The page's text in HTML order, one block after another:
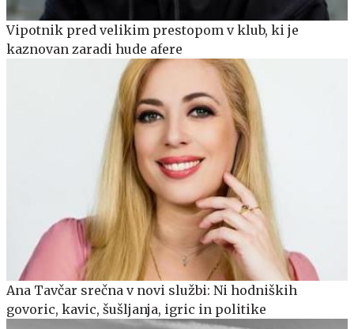
Vipotnik pred velikim prestopom v klub, ki je
kaznovan zaradi hude afere
Ana Tavčar srečna v novi službi: Ni hodniških
govoric, kavic, šušljanja, igric in politike